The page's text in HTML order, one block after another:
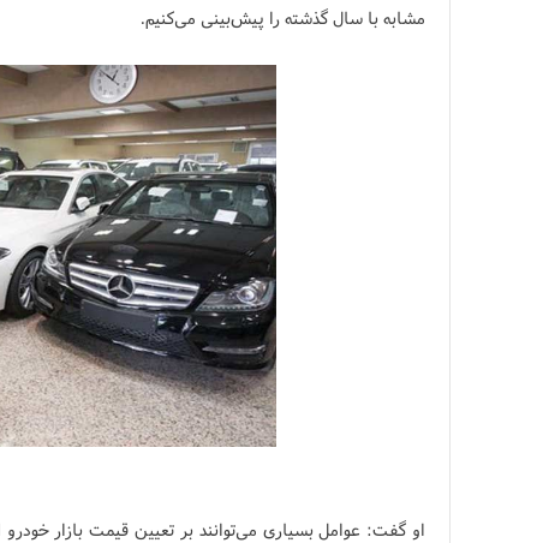
مشابه با سال گذشته را پیش‌بینی می‌کنیم.
او گفت: عوامل بسیاری می‌توانند بر تعیین قیمت بازار خودرو